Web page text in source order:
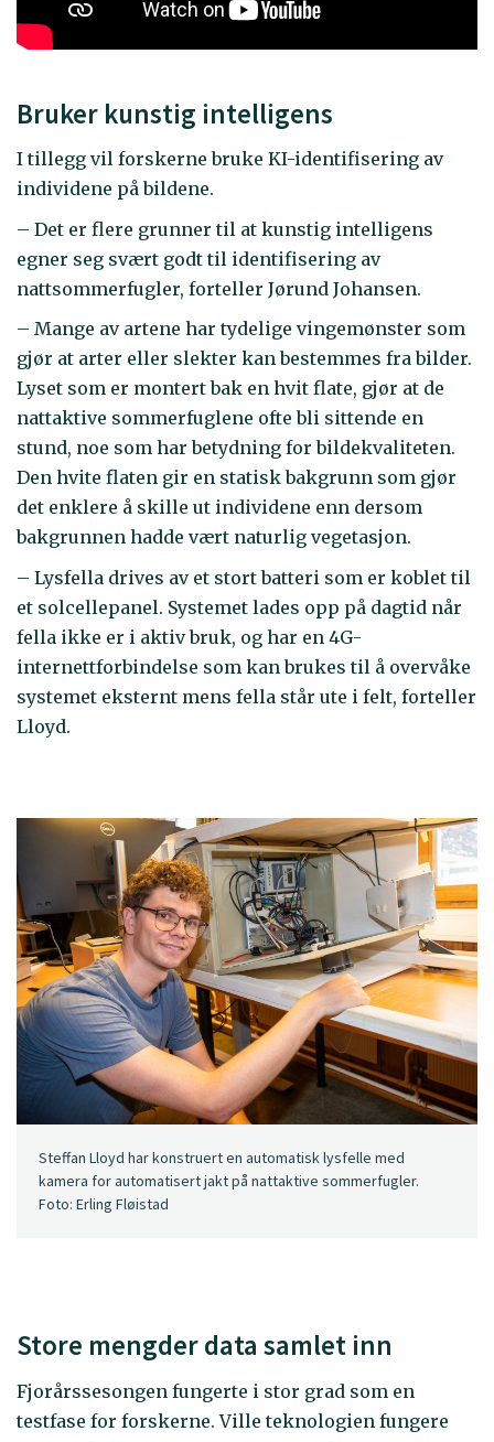
Bruker kunstig intelligens
I tillegg vil forskerne bruke KI-identifisering av
individene på bildene.
– Det er flere grunner til at kunstig intelligens
egner seg svært godt til identifisering av
nattsommerfugler, forteller Jørund Johansen.
– Mange av artene har tydelige vingemønster som
gjør at arter eller slekter kan bestemmes fra bilder.
Lyset som er montert bak en hvit flate, gjør at de
nattaktive sommerfuglene ofte bli sittende en
stund, noe som har betydning for bildekvaliteten.
Den hvite flaten gir en statisk bakgrunn som gjør
det enklere å skille ut individene enn dersom
bakgrunnen hadde vært naturlig vegetasjon.
– Lysfella drives av et stort batteri som er koblet til
et solcellepanel. Systemet lades opp på dagtid når
fella ikke er i aktiv bruk, og har en 4G-
internettforbindelse som kan brukes til å overvåke
systemet eksternt mens fella står ute i felt, forteller
Lloyd.
Steffan Lloyd har konstruert en automatisk lysfelle med
kamera for automatisert jakt på nattaktive sommerfugler.
Foto: Erling Fløistad
Store mengder data samlet inn
Fjorårssesongen fungerte i stor grad som en
testfase for forskerne. Ville teknologien fungere